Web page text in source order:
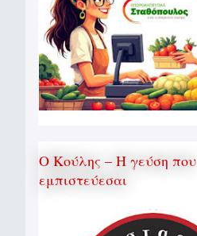
Ο Κούλης – Η γεύση που
εμπιστεύεσαι